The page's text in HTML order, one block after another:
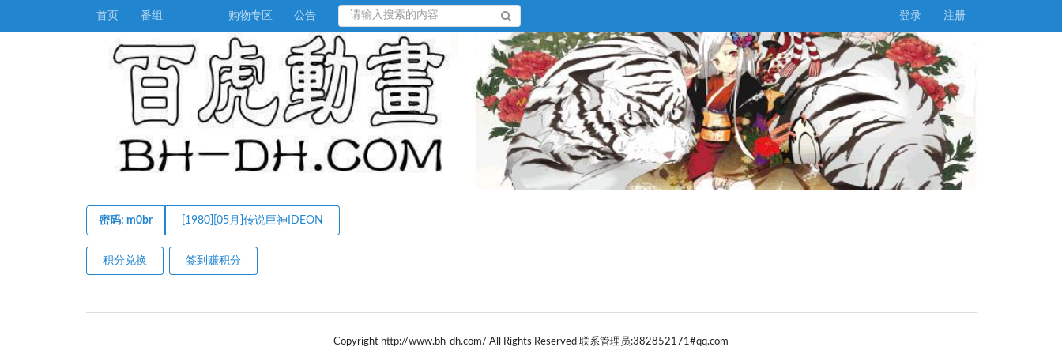
首页 番组 购物专区 公告 登录 注册
密码: m0br [1980][05月]传说巨神IDEON
积分兑换 签到赚积分
Copyright http://www.bh-dh.com/ All Rights Reserved 联系管理员:382852171#qq.com